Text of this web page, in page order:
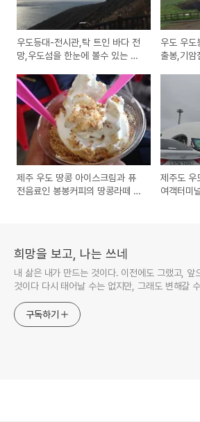
우도등대-전시관,탁 트인 바다 전
망,우도섬을 한눈에 볼수 있는 제
우도 우도
출봉,기암
제주 우도 땅콩 아이스크림과 퓨
전음료인 봉봉커피의 땅콩라떼 구
제주도 우
여객터미
희망을 보고, 나는 쓰네
내 삶은 내가 만드는 것이다. 이전에도 그랬고, 앞
것이다 다시 태어날 수는 없지만, 그래도 변해갈
구독하기